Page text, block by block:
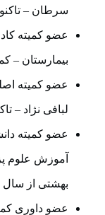
سرطان –
عضو کمیته
بیمارستان –
عضو کمیته
لبافی نژاد –
عضو کمیته
آموزش علوم
بهشتی از سال 1388
عضو داوری